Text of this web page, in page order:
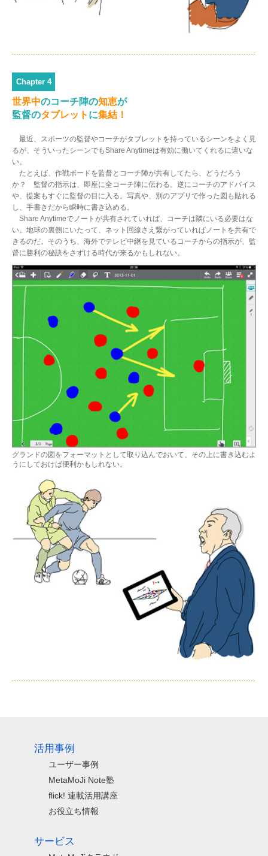
Chapter 4
世界中のコーチ陣の知恵が
監督のタブレット に集結！
最近、スポーツの監督やコーチがタブレットを持っているシーンをよく見
るが、そういったシーンでもShare Anytimeは有効に働いてくれるに違いな
い。
たとえば、作戦ボードを監督とコーチ陣が共有してたら、どうだろう
か？ 監督の指示は、即座に全コーチ陣に伝わる。逆にコーチのアドバイス
や、提案もすぐに監督の目に入る。写真や、別のアプリで作った図も貼れる
し、手書きだから瞬時に書き込める。
Share Anytimeでノートが共有されていれば、コーチは隣にいる必要はな
い。地球の裏側にいたって、ネット回線さえ繋がっていればノートを共有で
きるのだ。そのうち、海外でテレビ中継を見ているコーチからの指示が、監
督に勝利の秘訣をさずける時代が来るかもしれない。
グランドの図をフォーマットとして取り込んでおいて、その上に書き込むよ
うにしておけば便利かもしれない。
活用事例
ユーザー事例
MetaMoJi Note塾
flick! 連載活用講座
お役立ち情報
サービス